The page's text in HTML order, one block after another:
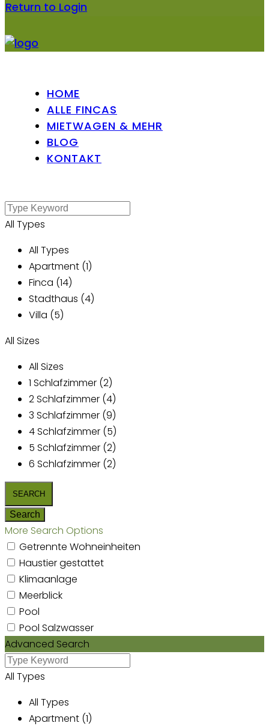
Return to Login
HOME
ALLE FINCAS
MIETWAGEN & MEHR
BLOG
KONTAKT
All Types
All Types
Apartment (1)
Finca (14)
Stadthaus (4)
Villa (5)
All Sizes
All Sizes
1 Schlafzimmer (2)
2 Schlafzimmer (4)
3 Schlafzimmer (9)
4 Schlafzimmer (5)
5 Schlafzimmer (2)
6 Schlafzimmer (2)
More Search Options
Getrennte Wohneinheiten
Haustier gestattet
Klimaanlage
Meerblick
Pool
Pool Salzwasser
Advanced Search
All Types
All Types
Apartment (1)